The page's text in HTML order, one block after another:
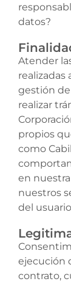
datos?
Atender
realizadas
gestión
realizar
propios
como
en
nuestros
del
ejecución
contrato,